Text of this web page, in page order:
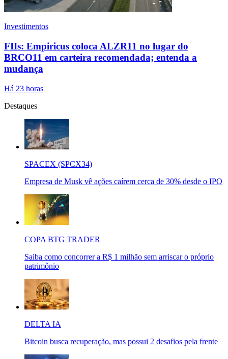
Investimentos
FIIs: Empiricus coloca ALZR11 no lugar do
BRCO11 em carteira recomendada; entenda a
mudança
Há 23 horas
Destaques
SPACEX (SPCX34)
Empresa de Musk vê ações caírem cerca de 30% desde o IPO
COPA BTG TRADER
Saiba como concorrer a R$ 1 milhão sem arriscar o próprio
patrimônio
DELTA IA
Bitcoin busca recuperação, mas possui 2 desafios pela frente